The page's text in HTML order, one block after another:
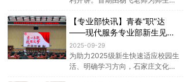
大家在快节奏的生活中理清自我与
世界的关系，找到内心的平衡与成
长的方向。
【专业部快讯】青春“职”达
——现代服务专业部新生见面
会搭建成长第一站
2025-09-29
为助力2025级新生快速适应校园生
活、明确学习方向，石家庄文化传